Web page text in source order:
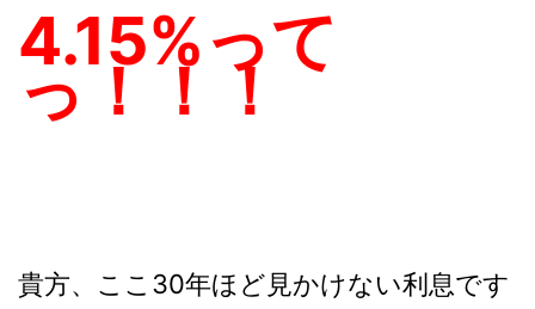
4.15%って
っ！！！
貴方、ここ30年ほど見かけない利息です